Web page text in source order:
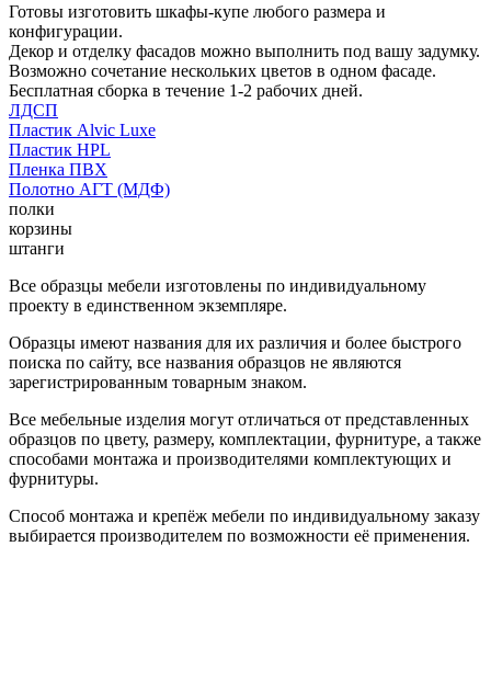
Готовы изготовить шкафы-купе любого размера и
конфигурации.
Декор и отделку фасадов можно выполнить под вашу задумку.
Возможно сочетание нескольких цветов в одном фасаде.
Бесплатная сборка в течение 1-2 рабочих дней.
ЛДСП
Пластик Alvic Luxe
Пластик HPL
Пленка ПВХ
Полотно АГТ (МДФ)
полки
корзины
штанги
Все образцы мебели изготовлены по индивидуальному
проекту в единственном экземпляре.
Образцы имеют названия для их различия и более быстрого
поиска по сайту, все названия образцов не являются
зарегистрированным товарным знаком.
Все мебельные изделия могут отличаться от представленных
образцов по цвету, размеру, комплектации, фурнитуре, а также
способами монтажа и производителями комплектующих и
фурнитуры.
Способ монтажа и крепёж мебели по индивидуальному заказу
выбирается производителем по возможности её применения.